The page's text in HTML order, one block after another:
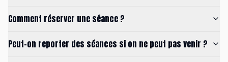
Comment réserver une séance ?
Peut-on reporter des séances si on ne peut pas venir ?